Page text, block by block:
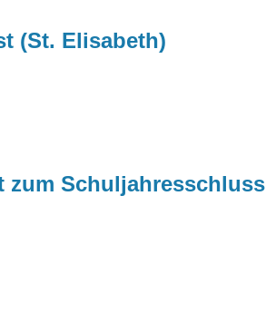
(St. Elisabeth)
zum Schuljahresschluss